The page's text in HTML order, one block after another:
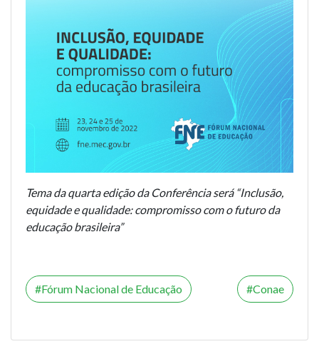
Tema da quarta edição da Conferência será “Inclusão,
equidade e qualidade: compromisso com o futuro da
educação brasileira”
Fórum Nacional de Educação Conae